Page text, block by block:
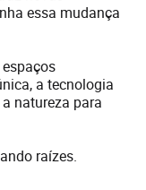
essa mudança
a tecnologia
natureza para
raízes.